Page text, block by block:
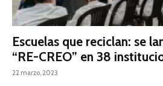
Escuelas que reciclan: se
“RE-CREO” en 38
22 marzo, 2023